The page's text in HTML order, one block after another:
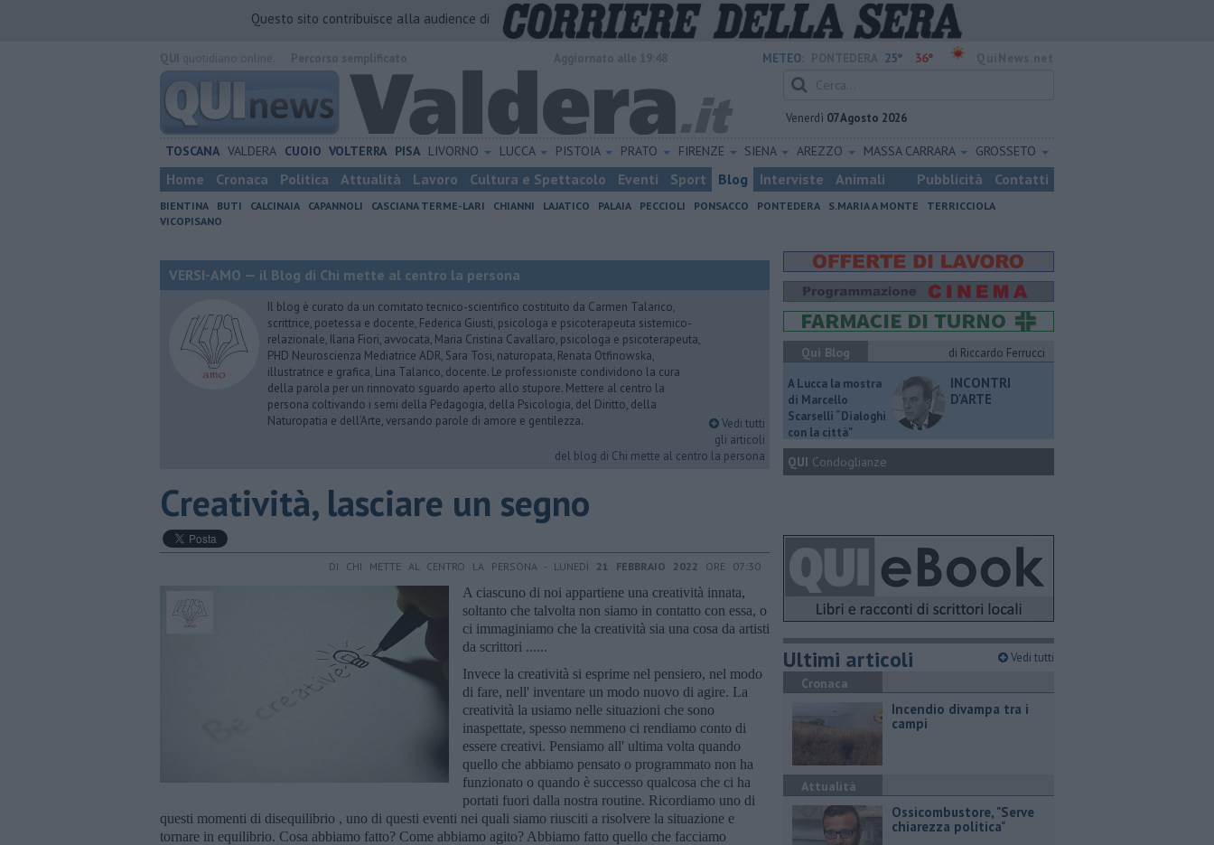
Questo sito contribuisce alla audience di
METEO: 25° 36°
Venerdì 07 Agosto 2026
TOSCANA VALDERA CUOIO VOLTERRA PISA LIVORNO LUCCA PISTOIA PRATO FIRENZE SIENA AREZZO MASSA CARRARA GROSSETO
Home Cronaca Politica Attualità Lavoro Cultura e Spettacolo Eventi Sport Blog Interviste Animali Pubblicità Contatti
BIENTINA BUTI CALCINAIA CAPANNOLI CASCIANA TERME-LARI CHIANNI LAJATICO PALAIA PECCIOLI PONSACCO PONTEDERA S.MARIA A MONTE
TERRICCIOLA
VICOPISANO
VERSI-AMO — il Blog di Chi mette al centro la persona
Il blog è curato da un comitato tecnico-scientifico costituito da Carmen Talarico,
scrittrice, poetessa e docente, Federica Giusti, psicologa e psicoterapeuta sistemico-
relazionale, Ilaria Fiori, avvocata, Maria Cristina Cavallaro, psicologa e psicoterapeuta,
PHD Neuroscienza Mediatrice ADR, Sara Tosi, naturopata, Renata Otfinowska,
illustratrice e grafica, Lina Talarico, docente. Le professioniste condividono la cura
della parola per un rinnovato sguardo aperto allo stupore. Mettere al centro la
persona coltivando i semi della Pedagogia, della Psicologia, del Diritto, della
Naturopatia e dell’Arte, versando parole di amore e gentilezza.
Vedi tutti
gli articoli
del blog di Chi mette al centro la persona
Creatività, lasciare un segno
DI CHI METTE AL CENTRO LA PERSONA - LUNEDÌ 21 FEBBRAIO 2022 ORE 07:30
A ciascuno di noi appartiene una creatività innata,
soltanto che talvolta non siamo in contatto con essa, o
ci immaginiamo che la creatività sia una cosa da artisti
da scrittori ......
Invece la creatività si esprime nel pensiero, nel modo
di fare, nell' inventare un modo nuovo di agire. La
creatività la usiamo nelle situazioni che sono
inaspettate, spesso nemmeno ci rendiamo conto di
essere creativi. Pensiamo all' ultima volta quando
quello che abbiamo pensato o programmato non ha
funzionato o quando è successo qualcosa che ci ha
portati fuori dalla nostra routine. Ricordiamo uno di
questi momenti di disequilibrio , uno di questi eventi nei quali siamo riusciti a risolvere la situazione e
tornare in equilibrio. Cosa abbiamo fatto? Come abbiamo agito? Abbiamo fatto quello che facciamo
Qui Blog
di Riccardo Ferrucci
A Lucca la mostra
di Marcello
Scarselli “Dialoghi
con la città"
INCONTRI
D'ARTE
QUI Condoglianze
Ultimi articoli Vedi tutti
Cronaca
Incendio divampa tra i
campi
Attualità
Ossicombustore, "Serve
chiarezza politica"